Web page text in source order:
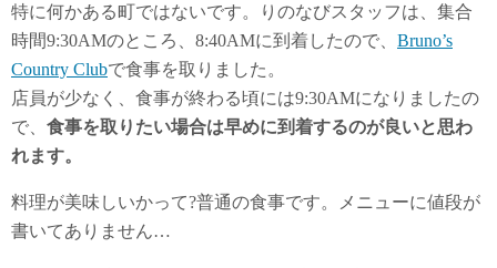
特に何かある町ではないです。りのなびスタッフは、集合
時間9:30AMのところ、8:40AMに到着したので、 Bruno’s
Country Clubで食事を取りました。
店員が少なく、食事が終わる頃には9:30AMになりましたの
で、 食事を取りたい場合は早めに到着するのが良いと思わ
れます。
料理が美味しいかって?普通の食事です。メニューに値段が
書いてありません…